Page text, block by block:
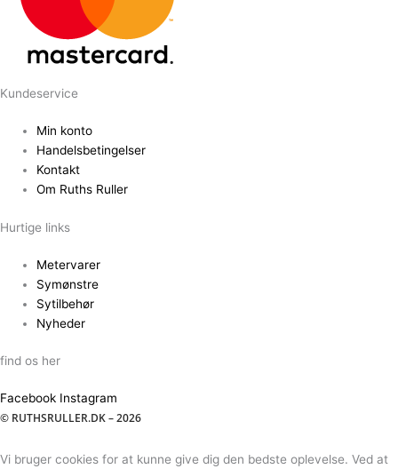
Kundeservice
Min konto
Handelsbetingelser
Kontakt
Om Ruths Ruller
Hurtige links
Metervarer
Symønstre
Sytilbehør
Nyheder
find os her
Facebook Instagram
© RUTHSRULLER.DK – 2026
Vi bruger cookies for at kunne give dig den bedste oplevelse. Ved at